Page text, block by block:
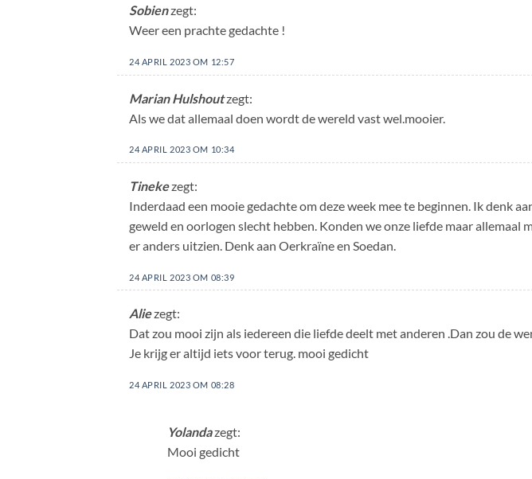
Sobienzegt:
Weer een prachte gedachte !
24 APRIL 2023 OM 12:57
Marian Hulshoutzegt:
Als we dat allemaal doen wordt de wereld vast wel.mooier.
24 APRIL 2023 OM 10:34
Tinekezegt:
Inderdaad een mooie gedachte om deze week mee te beginnen. Ik denk
geweld en oorlogen slecht hebben. Konden we onze liefde maar allemaal
er anders uitzien. Denk aan Oerkraïne en Soedan.
24 APRIL 2023 OM 08:39
Aliezegt:
Dat zou mooi zijn als iedereen die liefde deelt met anderen .Dan zou de
Je krijg er altijd iets voor terug. mooi gedicht
24 APRIL 2023 OM 08:28
Yolandazegt:
Mooi gedicht